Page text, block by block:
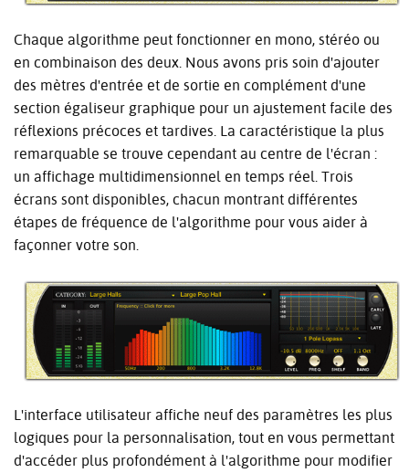
Chaque algorithme peut fonctionner en mono, stéréo ou
en combinaison des deux. Nous avons pris soin d'ajouter
des mètres d'entrée et de sortie en complément d'une
section égaliseur graphique pour un ajustement facile des
réflexions précoces et tardives. La caractéristique la plus
remarquable se trouve cependant au centre de l'écran :
un affichage multidimensionnel en temps réel. Trois
écrans sont disponibles, chacun montrant différentes
étapes de fréquence de l'algorithme pour vous aider à
façonner votre son.
L'interface utilisateur affiche neuf des paramètres les plus
logiques pour la personnalisation, tout en vous permettant
d'accéder plus profondément à l'algorithme pour modifier